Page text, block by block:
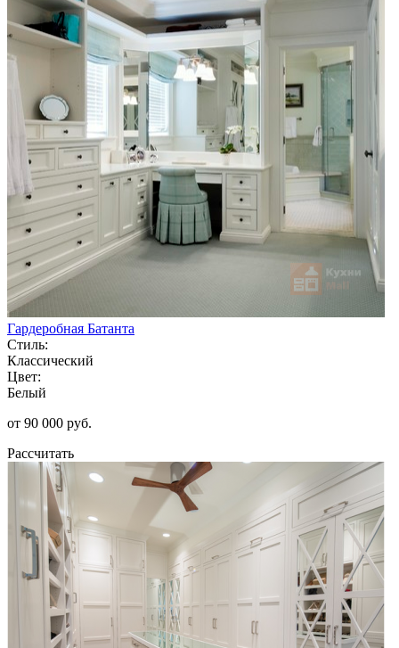
Гардеробная Батанта
Стиль:
Классический
Цвет:
Белый
от 90 000 руб.
Рассчитать